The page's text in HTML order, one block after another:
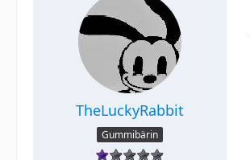
TheLuckyRabbit
Gummibärin